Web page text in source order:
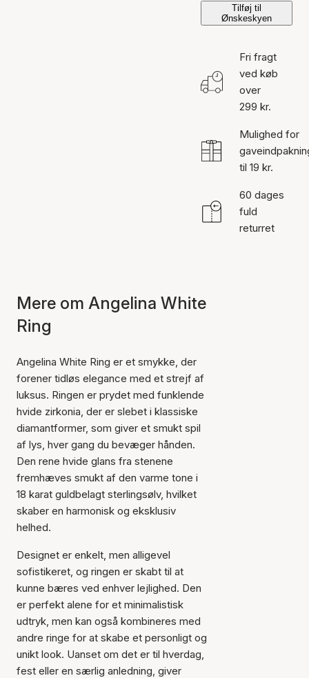
Tilføj til
Ønskeskyen
Fri fragt
ved køb
over
299 kr.
Mulighed for
til 19 kr.
60 dages
fuld
returret
Mere om Angelina White
Ring
Angelina White Ring er et smykke, der
forener tidløs elegance med et strejf af
luksus. Ringen er prydet med funklende
hvide zirkonia, der er slebet i klassiske
diamantformer, som giver et smukt spil
af lys, hver gang du bevæger hånden.
Den rene hvide glans fra stenene
fremhæves smukt af den varme tone i
18 karat guldbelagt sterlingsølv, hvilket
skaber en harmonisk og eksklusiv
helhed.
Designet er enkelt, men alligevel
sofistikeret, og ringen er skabt til at
kunne bæres ved enhver lejlighed. Den
er perfekt alene for et minimalistisk
udtryk, men kan også kombineres med
andre ringe for at skabe et personligt og
unikt look. Uanset om det er til hverdag,
fest eller en særlig anledning, giver